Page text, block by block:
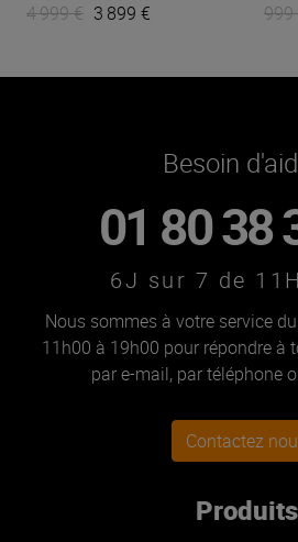
4 999 € 3 899 € 999
Besoin
01 80 38
6J sur 7 de
Nous sommes à votre service
11h00 à 19h00 pour répondre à
par e-mail, par téléphone
Contactez
Produits